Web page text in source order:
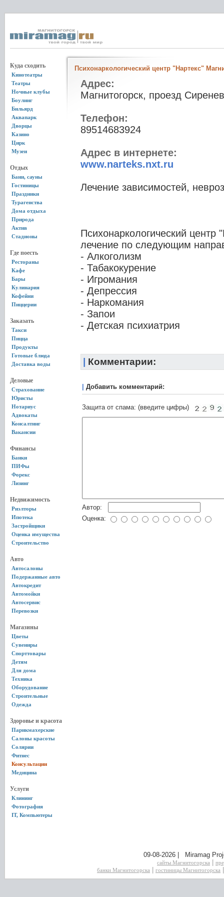
Куда сходить
Кинотеатры
Театры
Ночные клубы
Боулинг
Бильярд
Аквапарк
Дворцы
Казино
Цирк
Музеи
Отдых
Бани, сауны
Гостиницы
Праздники
Турагенства
Дома отдыха
Природа
Актив
Стадионы
Где поесть
Рестораны
Кафе
Бары
Кулинария
Кофейни
Пиццерии
Заказать
Такси
Пицца
Продукты
Готовые блюда
Доставка воды
Деловые
Страхование
Юристы
Нотариус
Адвокаты
Консалтинг
Вакансии
Финансы
Банки
ПИФы
Форекс
Лизинг
Недвижимость
Риэлторы
Ипотека
Застройщики
Оценка имущества
Строительство
Авто
Автосалоны
Подержанные авто
Автокредит
Автомойки
Автосервис
Перевозки
Магазины
Цветы
Сувениры
Спорттовары
Детям
Для дома
Техника
Оборудование
Строительные
Одежда
Здоровье и красота
Парикмахерские
Салоны красоты
Солярии
Фитнес
Консультации
Медицина
Услуги
Клининг
Фотография
IT, Компьютеры
Психонаркологический центр "Нартекс"
Адрес:
Магнитогорск, проезд
Телефон:
89514683924
Адрес в интернете:
www.narteks.nxt.ru
Лечение зависимостей,
Психонаркологический
лечение по следующим
- Алкоголизм
- Табакокурение
- Игромания
- Депрессия
- Наркомания
- Запои
- Детская психиатрия
Комментарии:
Добавить комментарий:
Защита от спама: (введите цифры)
Автор:
Оценка:
09-08-2026 | Miramag
сайты Магнитогорска
банки Магнитогорска
гостиницы Магнитогорска